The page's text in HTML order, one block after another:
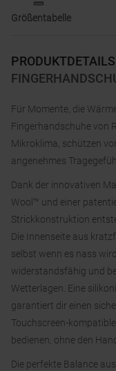
PRODUKTDETAILS
Für Momente, die
Fingerhandschuhe von
Mikroklima, schützen
angenehmes
Dank der innovativen
Wool™ und einer
Strickkonstruktion
Die Innenseite aus
selbst wenn es nass
widerstandsfähig und
Wetterlagen. Eine
garantiert dir einen
Touchscreen-
bedienen, ohne den
Die perfekte Balance
Größentabelle